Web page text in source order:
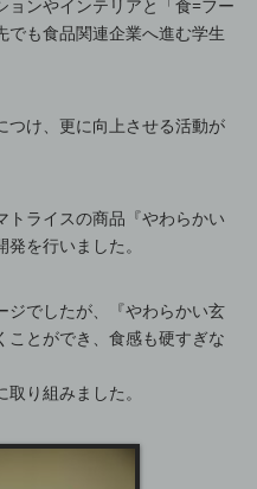
ョンやインテリアと「食=フー
でも食品関連企業へ進む学生
つけ、更に向上させる活動が
トライスの商品『やわらかい
を行いました。
ジでしたが、『やわらかい玄
ことができ、食感も硬すぎな
り組みました。